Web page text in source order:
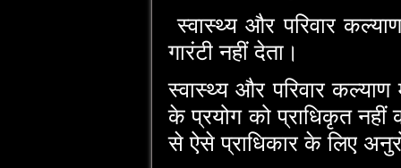
स्‍वास्‍थ्‍य और परिवार
गारंटी नहीं देता।
स्‍वास्‍थ्‍य और परिवार कल्‍याण
के प्रयोग को प्राधिकृत
से ऐसे प्राधिकार के लिए